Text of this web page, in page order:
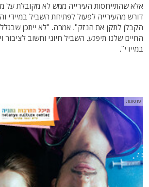
אלא שהתייחסות העירייה ממש לא מקובלת על
דורש מהעירייה לפעול לפתיחת השביל במיידי
הקבלן לתקן את הנזק", אמרה. "לא ייתכן שבגלל
החיים שלנו תיפגע. השביל חיוני וחשוב לציבור
במיידי".
פרסומת